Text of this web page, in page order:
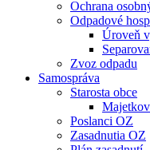
Ochrana
Odpadové
Úroveň
Zvoz odpadu
Samospráva
Starosta obce
Poslanci OZ
Zasadnutia OZ